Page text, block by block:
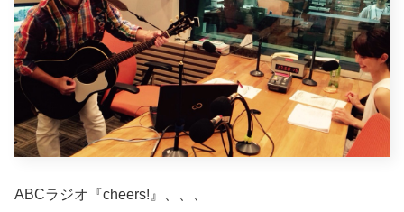
ABCラジオ『cheers!』、、、